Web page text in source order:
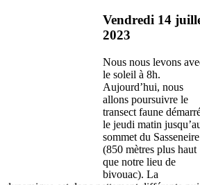
Vendredi 14
2023
Nous nous levons
le soleil à 8h.
Aujourd’hui, nous
allons poursuivre le
transect faune
le jeudi matin
sommet du Sasseneire
(850 mètres plus haut
que notre lieu de
bivouac). La